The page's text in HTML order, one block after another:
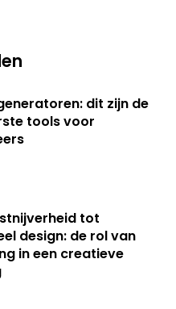
dit zijn de
tools voor
tot
design: de rol van
in een creatieve